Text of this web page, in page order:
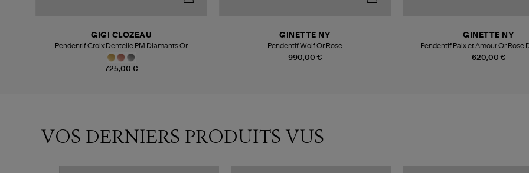
725,00 €
GIGI CLOZEAU
Pendentif Croix Dentelle PM Diamants Or
990,00 €
GINETTE NY
Pendentif Wolf Or Rose
620,00 €
GINETTE NY
Pendentif Paix et Amour Or Rose
VOS DERNIERS PRODUITS VUS